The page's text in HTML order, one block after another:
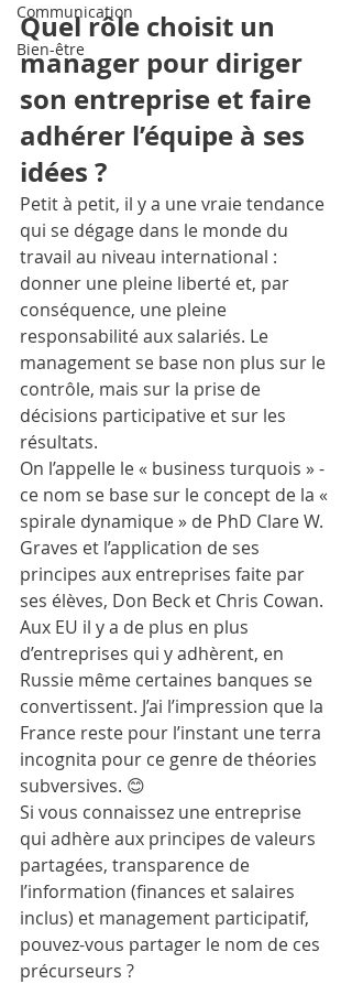
Communication
Bien-être
Quel rôle choisit un
manager pour diriger
son entreprise et faire
adhérer l’équipe à ses
idées ?
Petit à petit, il y a une vraie tendance
qui se dégage dans le monde du
travail au niveau international :
donner une pleine liberté et, par
conséquence, une pleine
responsabilité aux salariés. Le
management se base non plus sur le
contrôle, mais sur la prise de
décisions participative et sur les
résultats.
On l’appelle le « business turquois » -
ce nom se base sur le concept de la «
spirale dynamique » de PhD Clare W.
Graves et l’application de ses
principes aux entreprises faite par
ses élèves, Don Beck et Chris Cowan.
Aux EU il y a de plus en plus
d’entreprises qui y adhèrent, en
Russie même certaines banques se
convertissent. J’ai l’impression que la
France reste pour l’instant une terra
incognita pour ce genre de théories
subversives. 😊
Si vous connaissez une entreprise
qui adhère aux principes de valeurs
partagées, transparence de
l’information (finances et salaires
inclus) et management participatif,
pouvez-vous partager le nom de ces
précurseurs ?